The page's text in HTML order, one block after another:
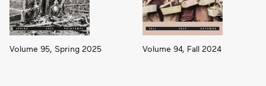
Volume 95, Spring 2025 Volume 94, Fall 2024